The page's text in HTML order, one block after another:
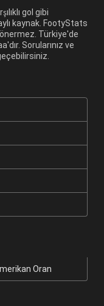
gol gibi
kaynak. FootyStats
Türkiye'de
Sorularınız ve
Oran